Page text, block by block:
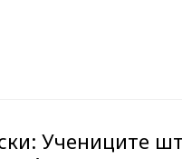
Учениците